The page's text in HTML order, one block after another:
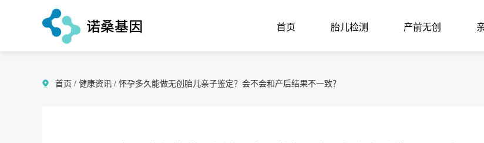
首页 胎儿检测 产前无创
首页 / 健康资讯 / 怀孕多久能做无创胎儿亲子鉴定？会不会和产后结果不一致？